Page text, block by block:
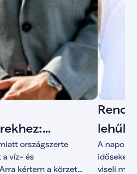
- és
a
országszerte
víz- és
kértem a körzet
A napok
időseket,
viseli